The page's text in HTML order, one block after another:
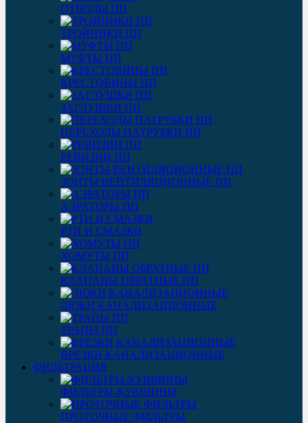
ОТВОДЫ ПП
ТРОЙНИКИ ПП
МУФТЫ ПП
КРЕСТОВИНЫ ПП
ЗАГЛУШКИ ПП
ПЕРЕХОДЫ ПАТРУБКИ ПП
РЕВИЗИИ ПП
ЗОНТЫ ВЕНТИЛЯЦИОННЫЕ ПП
АЭРАТОРЫ ПП
РТИ И СМАЗКИ
ХОМУТЫ ПП
КЛАПАНЫ ОБРАТНЫЕ ПП
ЛЮКИ КАНАЛИЗАЦИОННЫЕ
ТРАПЫ ПП
ВРЕЗКИ КАНАЛИЗАЦИОННЫЕ
ФИЛЬТРАЦИЯ
ФИЛЬТРЫ-КУВШИНЫ
ПРОТОЧНЫЕ ФИЛЬТРЫ